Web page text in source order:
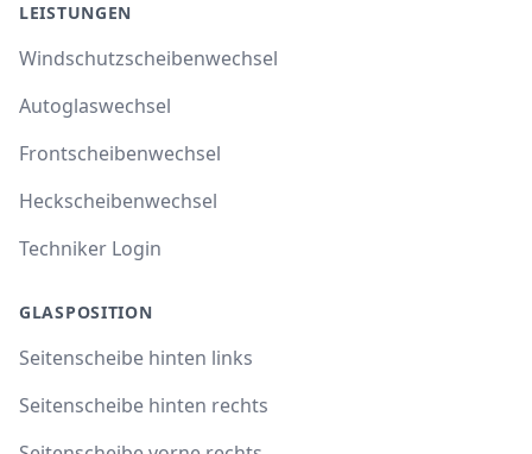
LEISTUNGEN
Windschutzscheibenwechsel
Autoglaswechsel
Frontscheibenwechsel
Heckscheibenwechsel
Techniker Login
GLASPOSITION
Seitenscheibe hinten links
Seitenscheibe hinten rechts